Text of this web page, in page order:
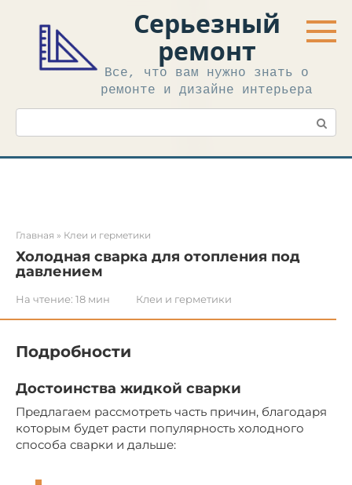
контенту
Серьезный
ремонт
Все, что вам нужно знать о
ремонте и дизайне интерьера
Поиск:
Главная » Клеи и герметики
Холодная сварка для отопления под
давлением
На чтение: 18 мин Клеи и герметики
Подробности
Достоинства жидкой сварки
Предлагаем рассмотреть часть причин, благодаря
которым будет расти популярность холодного
способа сварки и дальше: